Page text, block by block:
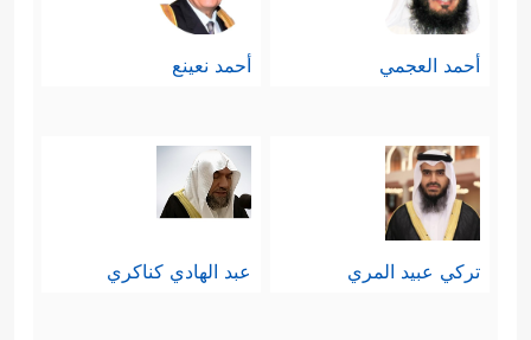
أحمد العجمي أحمد نعينع
تركي عبيد المري عبد الهادي كناكري